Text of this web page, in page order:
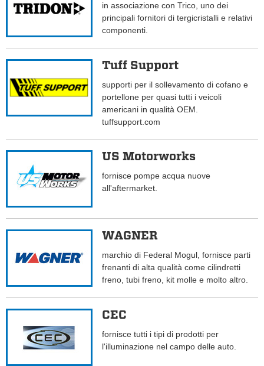
in associazione con Trico, uno dei
principali fornitori di tergicristalli e relativi
componenti.
Tuff Support
supporti per il sollevamento di cofano e
portellone per quasi tutti i veicoli
americani in qualità OEM.
tuffsupport.com
US Motorworks
fornisce pompe acqua nuove
all'aftermarket.
WAGNER
marchio di Federal Mogul, fornisce parti
frenanti di alta qualità come cilindretti
freno, tubi freno, kit molle e molto altro.
CEC
fornisce tutti i tipi di prodotti per
l'illuminazione nel campo delle auto.